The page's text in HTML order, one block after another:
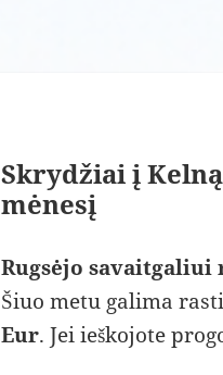
Skrydžiai į
mėnesį
Rugsėjo
Šiuo metu galima
Eur. Jei ieškojote